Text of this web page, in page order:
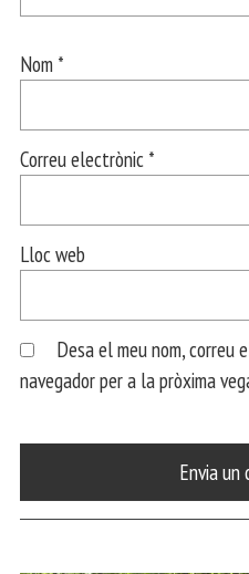
Nom *
Correu electrònic *
Lloc web
Desa el meu nom,
navegador per a la pròxima